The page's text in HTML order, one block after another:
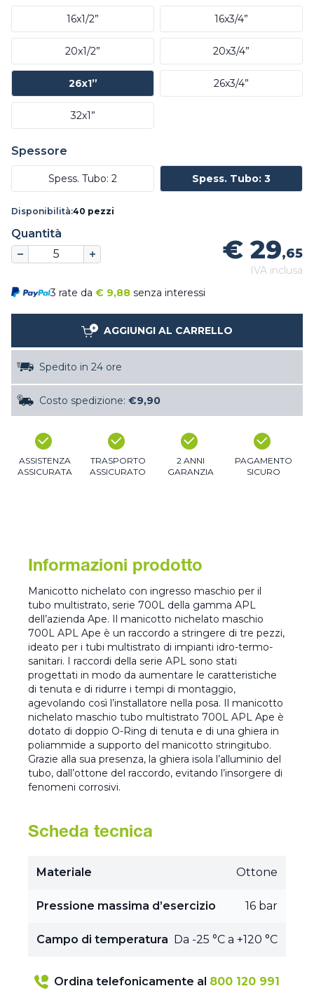
16x1/2” 16x3/4”
20x1/2” 20x3/4”
26x1” 26x3/4”
32x1”
Spessore
Spess. Tubo: 2 Spess. Tubo: 3
Disponibilità:40 pezzi
Quantità
€ 29,65
IVA inclusa
3 rate da € 9,88 senza interessi
AGGIUNGI AL CARRELLO
Spedito in 24 ore
Costo spedizione: €9,90
ASSISTENZA
ASSICURATA
TRASPORTO
ASSICURATO
2 ANNI
GARANZIA
PAGAMENTO
SICURO
Informazioni prodotto
Manicotto nichelato con ingresso maschio per il
tubo multistrato, serie 700L della gamma APL
dell’azienda Ape. Il manicotto nichelato maschio
700L APL Ape è un raccordo a stringere di tre pezzi,
ideato per i tubi multistrato di impianti idro-termo-
sanitari. I raccordi della serie APL sono stati
progettati in modo da aumentare le caratteristiche
di tenuta e di ridurre i tempi di montaggio,
agevolando così l’installatore nella posa. Il manicotto
nichelato maschio tubo multistrato 700L APL Ape è
dotato di doppio O-Ring di tenuta e di una ghiera in
poliammide a supporto del manicotto stringitubo.
Grazie alla sua presenza, la ghiera isola l’alluminio del
tubo, dall’ottone del raccordo, evitando l’insorgere di
fenomeni corrosivi.
Scheda tecnica
Materiale Ottone
Pressione massima d’esercizio 16 bar
Campo di temperatura Da -25 °C a +120 °C
Ordina telefonicamente al 800 120 991